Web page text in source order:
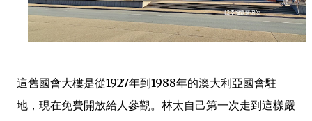
這舊國會大樓是從1927年到1988年的澳大利亞國會駐
地，現在免費開放給人參觀。林太自己第一次走到這樣嚴